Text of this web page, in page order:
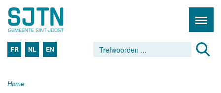
FR NL EN
Home